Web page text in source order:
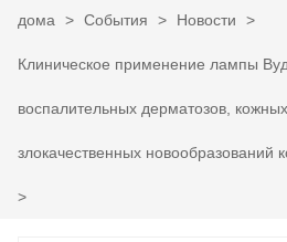
дома > События > Новости >
Клиническое применение лампы
воспалительных дерматозов,
злокачественных новообразований
>